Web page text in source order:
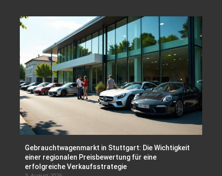
Gebrauchtwagenmarkt in Stuttgart: Die Wichtigkeit
einer regionalen Preisbewertung für eine
erfolgreiche Verkaufsstrategie